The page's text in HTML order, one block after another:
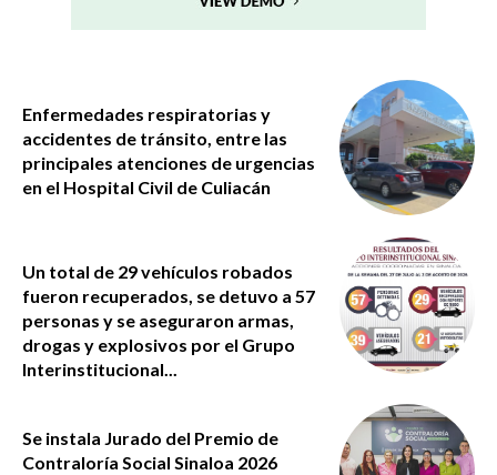
Enfermedades respiratorias y
accidentes de tránsito, entre las
principales atenciones de urgencias
en el Hospital Civil de Culiacán
Un total de 29 vehículos robados
fueron recuperados, se detuvo a 57
personas y se aseguraron armas,
drogas y explosivos por el Grupo
Interinstitucional...
Se instala Jurado del Premio de
Contraloría Social Sinaloa 2026